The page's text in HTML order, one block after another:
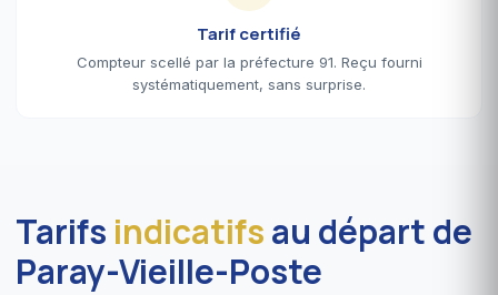
Tarif certifié
Compteur scellé par la préfecture 91. Reçu fourni
systématiquement, sans surprise.
Tarifs indicatifsau départ de
Paray-Vieille-Poste